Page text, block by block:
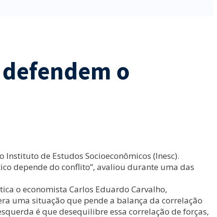
o
de Estudos Socioeconômicos (Inesc).
depende do conflito”, avaliou durante uma das
o economista Carlos Eduardo Carvalho,
uma situação que pende a balança da correlação
é que desequilibre essa correlação de forças,